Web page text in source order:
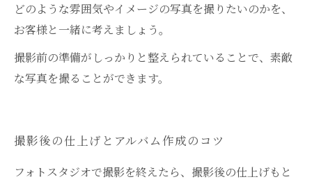
どのような雰囲気やイメージの写真を撮りたいのかを、
お客様と一緒に考えましょう。
撮影前の準備がしっかりと整えられていることで、素敵
な写真を撮ることができます。
撮影後の仕上げとアルバム作成のコツ
フォトスタジオで撮影を終えたら、撮影後の仕上げもと